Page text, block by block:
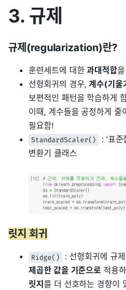
3. 규제
규제(regularization)란?
훈련세트에 대한과대적합을
선형회귀의 경우,계수(기울
보편적인 패턴을 학습하게
이때, 계수들을 공정하게
필요함!
StandardScaler()
: '표준
변환기 클래스
릿지 회귀
Ridge() : 선형회귀에 규
제곱한 값을 기준으로 적용
릿지 를 더 선호하는 경향이